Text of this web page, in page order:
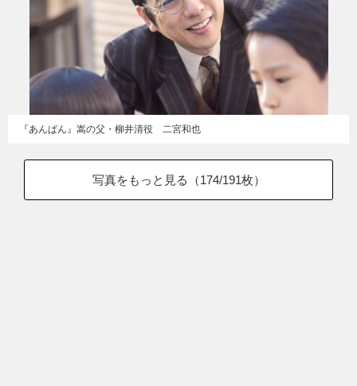
『あんぱん』嵩の父・柳井清役 二宮和也
写真をもっと見る（174/191枚）